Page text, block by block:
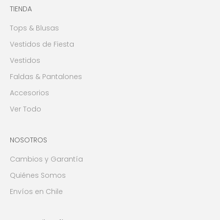
TIENDA
Tops & Blusas
Vestidos de Fiesta
Vestidos
Faldas & Pantalones
Accesorios
Ver Todo
NOSOTROS
Cambios y Garantía
Quiénes Somos
Envíos en Chile